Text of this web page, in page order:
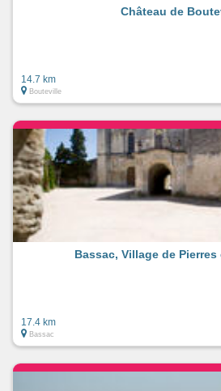
Château de
14.7 km
Bouteville
Bassac, Village de Pierres
17.4 km
Bassac